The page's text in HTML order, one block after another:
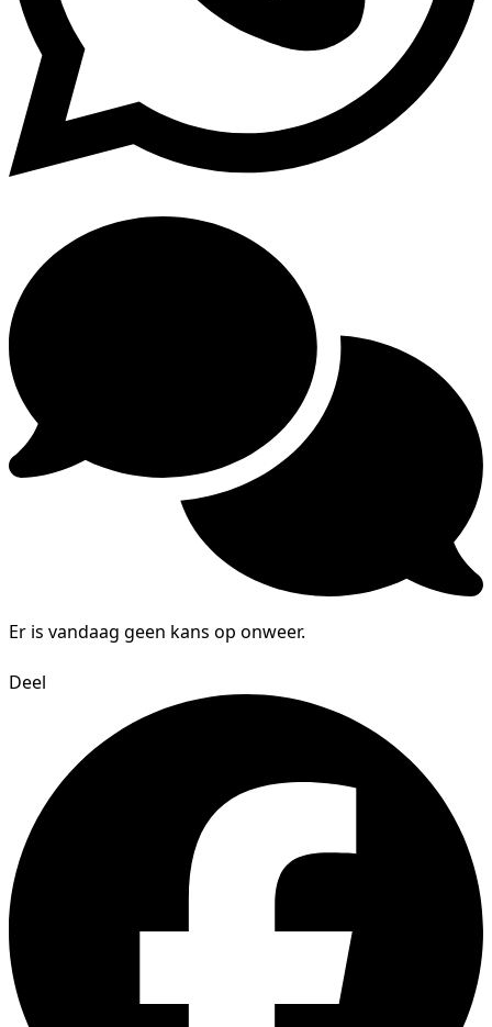
Er is vandaag geen kans op onweer.
Deel